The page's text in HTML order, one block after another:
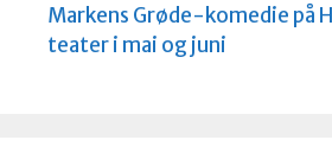
Markens Grøde-komedie på
teater i mai og juni